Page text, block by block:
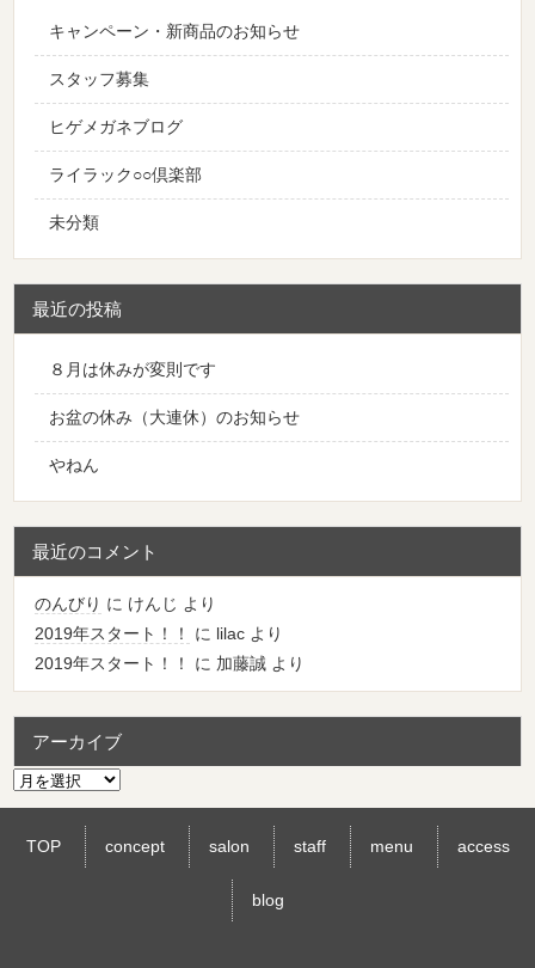
キャンペーン・新商品のお知らせ
スタッフ募集
ヒゲメガネブログ
ライラック○○倶楽部
未分類
最近の投稿
８月は休みが変則です
お盆の休み（大連休）のお知らせ
やねん
最近のコメント
のんびり に けんじ より
2019年スタート！！
に lilac より
2019年スタート！！
に 加藤誠 より
アーカイブ
ア
ー
カTOP concept salon staff menu access
blog